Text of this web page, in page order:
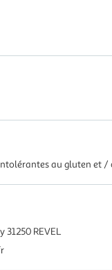
au gluten et /
REVEL